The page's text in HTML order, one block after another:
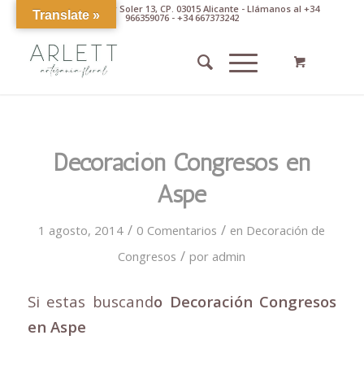
Av. Pintor Xavier Soler 13, CP. 03015 Alicante - Llámanos al +34
966359076 - +34 667373242
Decoración Congresos en
Aspe
1 agosto, 2014 / 0 Comentarios / en Decoración de
Congresos / por admin
Si estas buscando Decoración Congresos
en Aspe
Translate »